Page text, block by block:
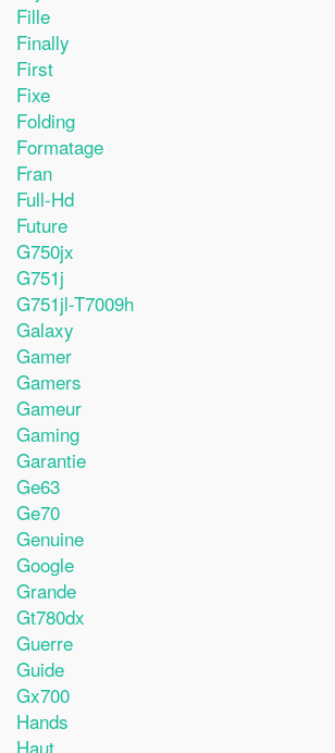
Fille
Finally
First
Fixe
Folding
Formatage
Fran
Full-Hd
Future
G750jx
G751j
G751jl-T7009h
Galaxy
Gamer
Gamers
Gameur
Gaming
Garantie
Ge63
Ge70
Genuine
Google
Grande
Gt780dx
Guerre
Guide
Gx700
Hands
Haut